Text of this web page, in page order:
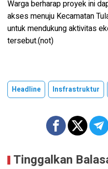
Warga berharap proyek ini
akses menuju Kecamatan
untuk mendukung aktivitas
tersebut.(not)
Headline Insfrastruktur
Tinggalkan